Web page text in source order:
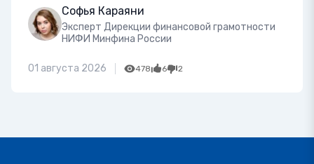
Софья Караяни
Эксперт Дирекции финансовой грамотности
НИФИ Минфина России
01 августа 2026 478 6 2